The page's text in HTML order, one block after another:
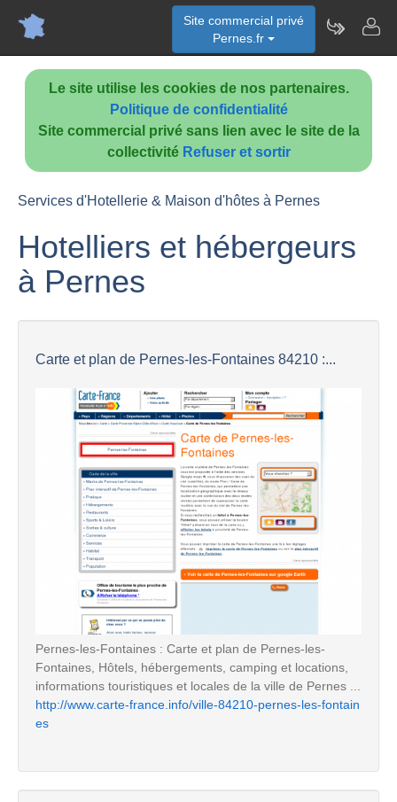
Le site utilise les cookies de nos partenaires.
Politique de confidentialité
Site commercial privé sans lien avec le site de la
collectivité Refuser et sortir
Site commercial privé
Pernes.fr
Services d'Hotellerie & Maison d'hôtes à Pernes
Hotelliers et hébergeurs
à Pernes
Carte et plan de Pernes-les-Fontaines 84210 :...
Pernes-les-Fontaines : Carte et plan de Pernes-les-
Fontaines, Hôtels, hébergements, camping et locations,
informations touristiques et locales de la ville de Pernes ...
http://www.carte-france.info/ville-84210-pernes-les-fontain
es